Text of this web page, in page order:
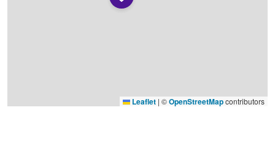
Leaflet | ©OpenStreetMapcontributors